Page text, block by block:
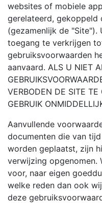
websites of mobiele
gerelateerd, gekoppeld
(gezamenlijk de
toegang te verkrijgen
gebruiksvoorwaarden
aanvaard. ALS U NIET
VERBODEN DE SITE
GEBRUIK
Aanvullende
documenten die van
worden geplaatst, zijn
verwijzing opgenomen.
voor, naar eigen
welke reden dan ook
deze